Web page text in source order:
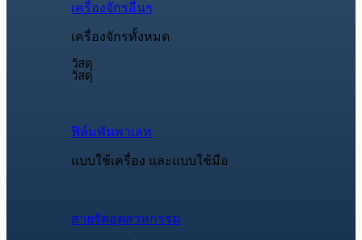
เครื่องจักรอื่นๆ
เครื่องจักรทั้งหมด
วัสดุ
วัสดุ
ฟิล์มพันพาเลท
แบบใช้เครื่อง และแบบใช้มือ
สายรัดอุตสาหกรรม